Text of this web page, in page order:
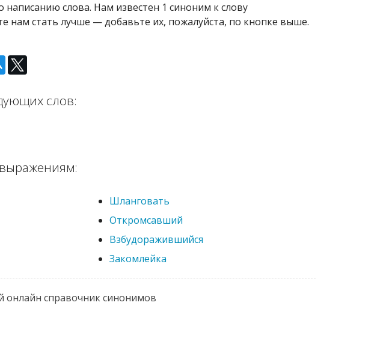
слова. Нам известен 1 синоним к слову
нам стать лучше — добавьте их, пожалуйста, по кнопке выше.
слов:
Шланговать
Откромсавший
Взбудоражившийся
Закомлейка
справочник синонимов